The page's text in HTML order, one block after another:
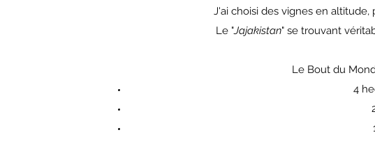
J'ai choisi des vignes en
Le "Jajakistan" se trouvant
Le Bout du
4